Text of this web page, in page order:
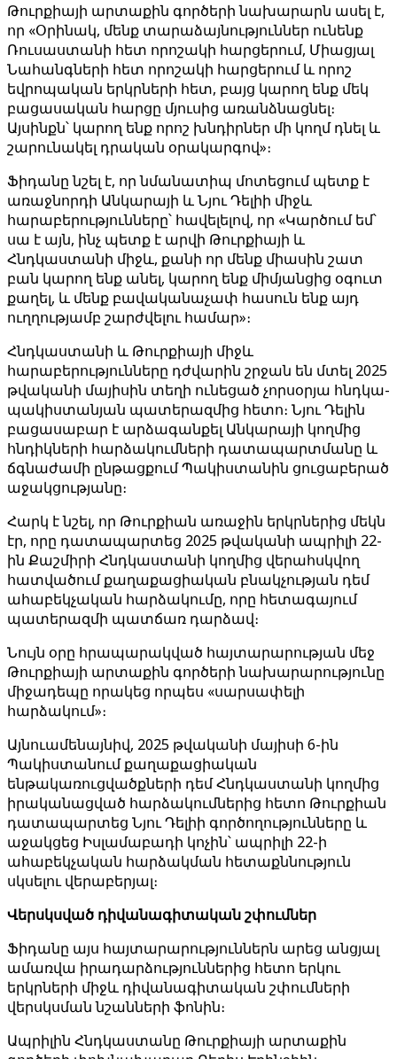
Թուրքիայի արտաքին գործերի նախարարն ասել է,
որ «Օրինակ, մենք տարաձայնություններ ունենք
Ռուսաստանի հետ որոշակի հարցերում, Միացյալ
Նահանգների հետ որոշակի հարցերում և որոշ
եվրոպական երկրների հետ, բայց կարող ենք մեկ
բացասական հարցը մյուսից առանձնացնել։
Այսինքն՝ կարող ենք որոշ խնդիրներ մի կողմ դնել և
շարունակել դրական օրակարգով»։
Ֆիդանը նշել է, որ նմանատիպ մոտեցում պետք է
առաջնորդի Անկարայի և Նյու Դելիի միջև
հարաբերությունները՝ հավելելով, որ «Կարծում եմ՝
սա է այն, ինչ պետք է արվի Թուրքիայի և
Հնդկաստանի միջև, քանի որ մենք միասին շատ
բան կարող ենք անել, կարող ենք միմյանցից օգուտ
քաղել, և մենք բավականաչափ հասուն ենք այդ
ուղղությամբ շարժվելու համար»։
Հնդկաստանի և Թուրքիայի միջև
հարաբերությունները դժվարին շրջան են մտել 2025
թվականի մայիսին տեղի ունեցած չորսօրյա հնդկա-
պակիստանյան պատերազմից հետո։ Նյու Դելին
բացասաբար է արձագանքել Անկարայի կողմից
հնդիկների հարձակումների դատապարտմանը և
ճգնաժամի ընթացքում Պակիստանին ցուցաբերած
աջակցությանը։
Հարկ է նշել, որ Թուրքիան առաջին երկրներից մեկն
էր, որը դատապարտեց 2025 թվականի ապրիլի 22-
ին Քաշմիրի Հնդկաստանի կողմից վերահսկվող
հատվածում քաղաքացիական բնակչության դեմ
ահաբեկչական հարձակումը, որը հետագայում
պատերազմի պատճառ դարձավ։
Նույն օրը հրապարակված հայտարարության մեջ
Թուրքիայի արտաքին գործերի նախարարությունը
միջադեպը որակեց որպես «սարսափելի
հարձակում»։
Այնուամենայնիվ, 2025 թվականի մայիսի 6-ին
Պակիստանում քաղաքացիական
ենթակառուցվածքների դեմ Հնդկաստանի կողմից
իրականացված հարձակումներից հետո Թուրքիան
դատապարտեց Նյու Դելիի գործողությունները և
աջակցեց Իսլամաբադի կոչին՝ ապրիլի 22-ի
ահաբեկչական հարձակման հետաքննություն
սկսելու վերաբերյալ։
Վերսկսված դիվանագիտական ​​շփումներ
Ֆիդանը այս հայտարարություններն արեց անցյալ
ամառվա իրադարձություններից հետո երկու
երկրների միջև դիվանագիտական ​​շփումների
վերսկսման նշանների ֆոնին։
Ապրիլին Հնդկաստանը Թուրքիայի արտաքին